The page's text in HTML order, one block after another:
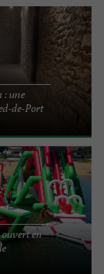
: une
de-Port
en